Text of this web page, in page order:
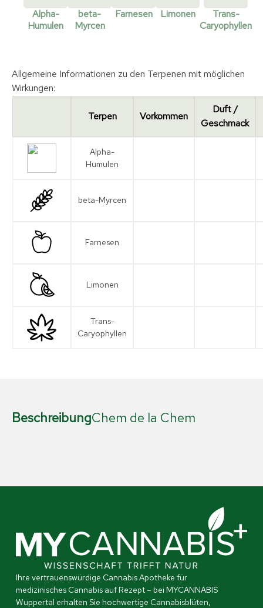
Alpha-
Humulen
beta-
Myrcen
Farnesen Limonen
Trans-
Caryophyllen
Allgemeine Informationen zu den Terpenen mit möglichen
Wirkungen:
Terpen Vorkommen
Duft /
Geschmack
Alpha-
Humulen
beta-Myrcen
Farnesen
Limonen
Trans-
Caryophyllen
BeschreibungChem de la Chem
Ihre vertrauenswürdige Cannabis Apotheke für
medizinisches Cannabis auf Rezept – bei MYCANNABIS
Wuppertal erhalten Sie hochwertige Cannabisblüten,